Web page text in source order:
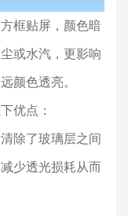
框贴屏，颜色暗
或水汽，更影响
颜色透亮。
优点：
除了玻璃层之间
少透光损耗从而